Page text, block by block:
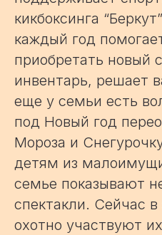
кикбоксинга
каждый год
приобретать новый
инвентарь, решает
еще у семьи есть
под Новый год
Мороза и
детям из
семье показывают
спектакли. Сейчас
охотно участвуют